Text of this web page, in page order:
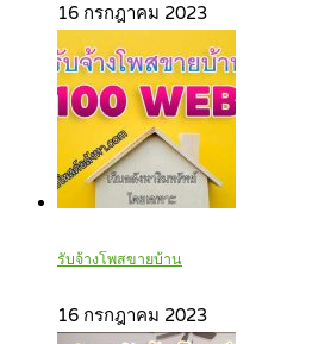
16 กรกฎาคม 2023
รับจ้างโพสขายบ้าน
16 กรกฎาคม 2023